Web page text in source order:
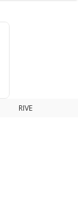
RIVE